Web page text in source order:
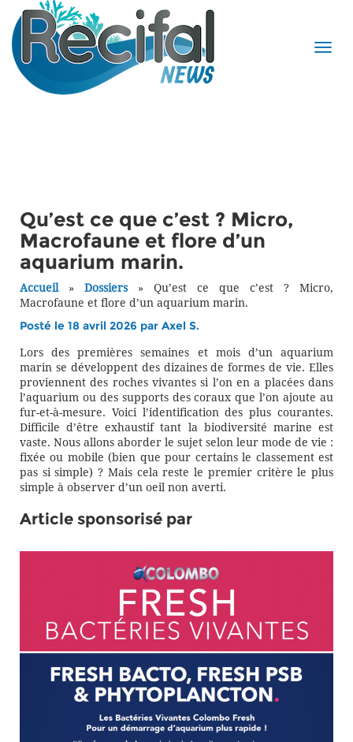
Qu’est ce que c’est ? Micro,
Macrofaune et flore d’un
aquarium marin.
Accueil» Dossiers» Qu’est ce que c’est ? Micro,
Macrofaune et flore d’un aquarium marin.
Posté le 18 avril 2026 par Axel S.
Lors des premières semaines et mois d’un aquarium
marin se développent des dizaines de formes de vie. Elles
proviennent des roches vivantes si l’on en a placées dans
l’aquarium ou des supports des coraux que l’on ajoute au
fur-et-à-mesure. Voici l’identification des plus courantes.
Difficile d’être exhaustif tant la biodiversité marine est
vaste. Nous allons aborder le sujet selon leur mode de vie :
fixée ou mobile (bien que pour certains le classement est
pas si simple) ? Mais cela reste le premier critère le plus
simple à observer d’un oeil non averti.
Article sponsorisé par